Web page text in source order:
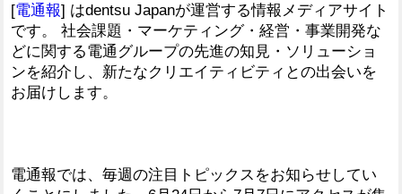
[電通報] はdentsu Japanが運営する情報メディアサイト
です。 社会課題・マーケティング・経営・事業開発な
どに関する電通グループの先進の知見・ソリューショ
ンを紹介し、新たなクリエイティビティとの出会いを
お届けします。
電通報では、毎週の注目トピックスをお知らせしてい